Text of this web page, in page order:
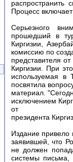
Процесс
Серьезного
прошедший в
Киргизии,
комиссию по
представителя
Киргизии. При
используемая в
посвятила
материал.
исключением
от
президента
Издание привело
заявившей, что
не должен
системы